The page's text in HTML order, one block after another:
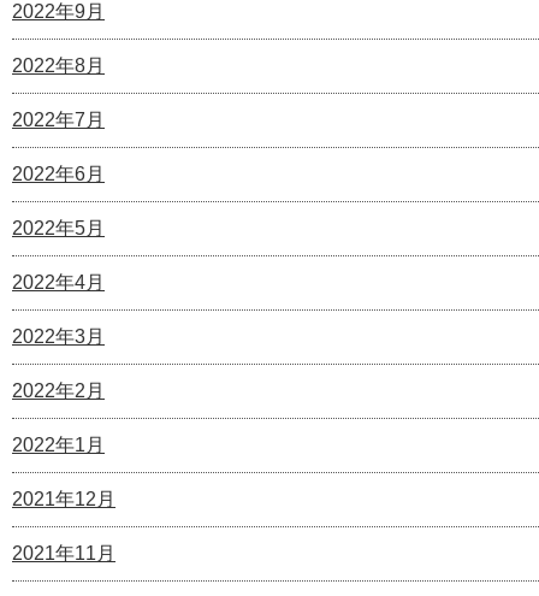
2022年9月
2022年8月
2022年7月
2022年6月
2022年5月
2022年4月
2022年3月
2022年2月
2022年1月
2021年12月
2021年11月